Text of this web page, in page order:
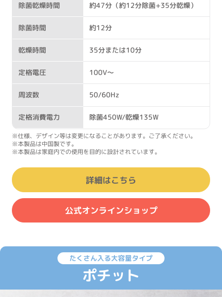
除菌乾燥時間 約47分（約12分除菌+35分乾燥）
除菌時間 約12分
乾燥時間 35分または10分
定格電圧 100V～
周波数 50/60Hz
定格消費電力 除菌450W/乾燥135W
※仕様、デザイン等は変更になることがあります。ご了承ください。
※本製品は中国製です。
※本製品は家庭内での使用を目的に設計されています。
詳細はこちら
公式オンラインショップ
たくさん入る大容量タイプ
ポチット